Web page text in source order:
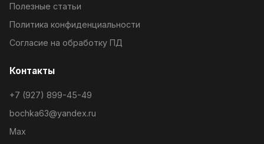
Полезные статьи
Политика конфиденциальности
Согласие на обработку ПД
Контакты
+7 (927) 899-45-49
bochka63@yandex.ru
Max